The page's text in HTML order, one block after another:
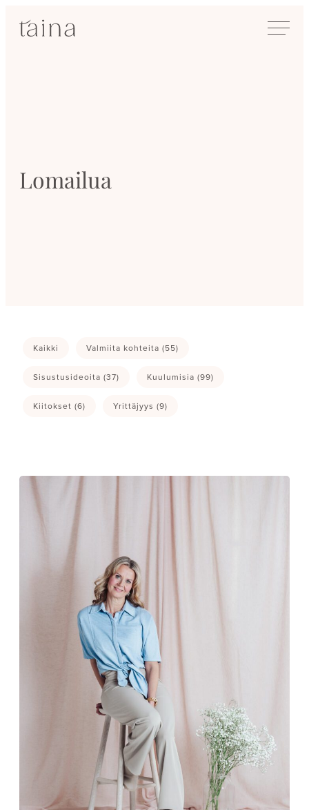
suoraan
SisustusTaina
Lomailua
Kaikki Valmiita kohteita (55)
Sisustusideoita (37) Kuulumisia (99)
Kiitokset (6) Yrittäjyys (9)